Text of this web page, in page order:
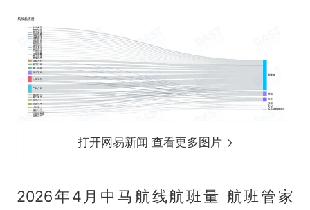
打开网易新闻 查看更多图片
2026年4月中马航线航班量 航班管家